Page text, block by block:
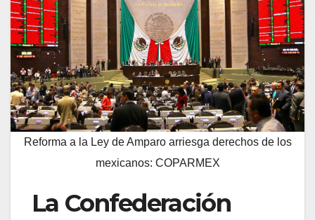
Reforma a la Ley de Amparo arriesga derechos de los
mexicanos: COPARMEX
La Confederación